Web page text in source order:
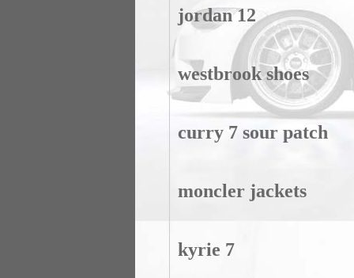
jordan 12
westbrook shoes
curry 7 sour patch
moncler jackets
kyrie 7